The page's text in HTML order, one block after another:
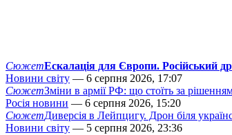
СюжетЕскалація для Європи. Російський
Новини світу — 6 серпня 2026, 17:07
СюжетЗміни в армії РФ: що стоїть за
Росія новини — 6 серпня 2026, 15:20
СюжетДиверсія в Лейпцигу. Дрон біля
Новини світу — 5 серпня 2026, 23:36